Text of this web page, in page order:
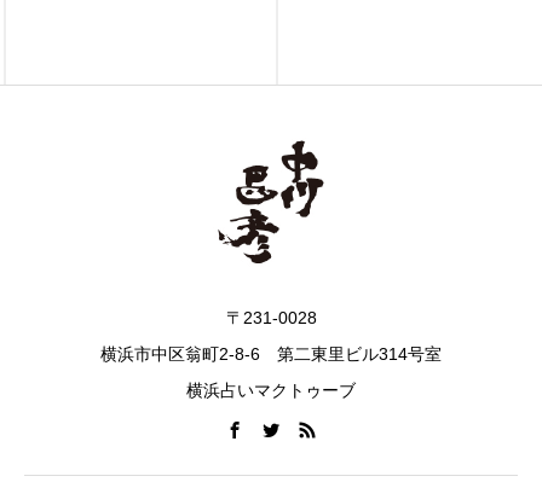
〒231-0028
横浜市中区翁町2-8-6 第二東里ビル314号室
横浜占いマクトゥーブ